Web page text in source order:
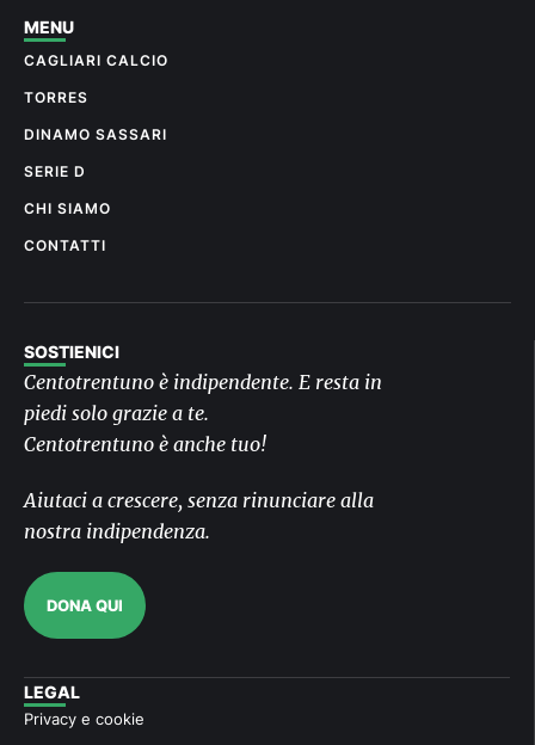
MENU
CAGLIARI CALCIO
TORRES
DINAMO SASSARI
SERIE D
CHI SIAMO
CONTATTI
SOSTIENICI
Centotrentuno è indipendente. E resta in
piedi solo grazie a te.
Centotrentuno è anche tuo!
Aiutaci a crescere, senza rinunciare alla
nostra indipendenza.
DONA QUI
LEGAL
Privacy e cookie